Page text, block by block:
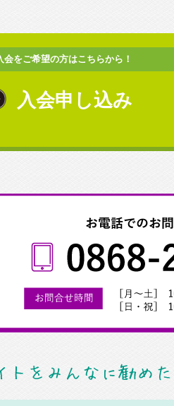
会をご希望の方はこちらから！
入会申し込み